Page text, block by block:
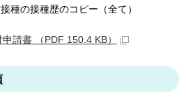
種の接種歴のコピー（全て）
請書 （PDF 150.4 KB）